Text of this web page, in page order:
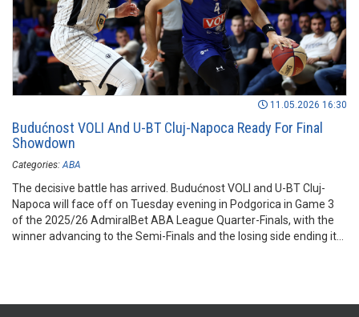
11.05.2026 16:30
Budućnost VOLI And U-BT Cluj-Napoca Ready For Final
Showdown
Categories: ABA
The decisive battle has arrived. Budućnost VOLI and U-BT Cluj-
Napoca will face off on Tuesday evening in Podgorica in Game 3
of the 2025/26 AdmiralBet ABA League Quarter-Finals, with the
winner advancing to the Semi-Finals and the losing side ending its